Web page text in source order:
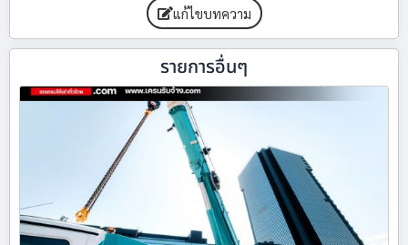
แก้ไขบทความ
รายการอื่นๆ